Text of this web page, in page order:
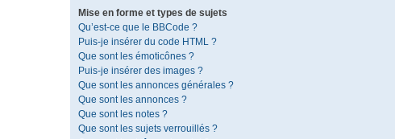
Mise en forme et types de sujets
Qu’est-ce que le BBCode ?
Puis-je insérer du code HTML ?
Que sont les émoticônes ?
Puis-je insérer des images ?
Que sont les annonces générales ?
Que sont les annonces ?
Que sont les notes ?
Que sont les sujets verrouillés ?